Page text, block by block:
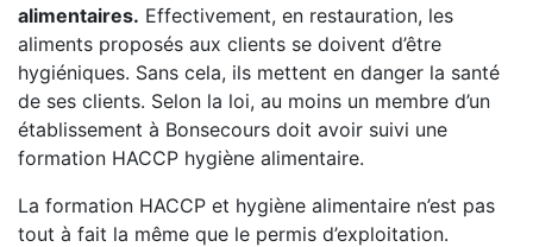
alimentaires. Effectivement, en restauration, les
aliments proposés aux clients se doivent d’être
hygiéniques. Sans cela, ils mettent en danger la santé
de ses clients. Selon la loi, au moins un membre d’un
établissement à Bonsecours doit avoir suivi une
formation HACCP hygiène alimentaire.
La formation HACCP et hygiène alimentaire n’est pas
tout à fait la même que le permis d’exploitation.